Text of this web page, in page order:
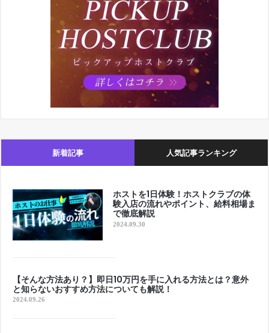
新着記事 人気記事ランキング
ホストを1日体験！ホストクラブの体
験入店の流れやポイント、給料相場ま
で徹底解説
2024.09.30
【そんな方法あり？】即日10万円を手に入れる方法とは？意外
と知らないおすすめ方法についても解説！
2024.09.26